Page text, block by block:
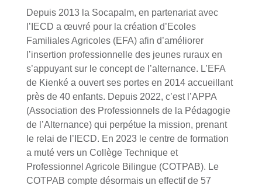
Depuis 2013 la Socapalm, en partenariat avec
l’IECD a œuvré pour la création d’Ecoles
Familiales Agricoles (EFA) afin d’améliorer
l’insertion professionnelle des jeunes ruraux en
s’appuyant sur le concept de l’alternance. L’EFA
de Kienké a ouvert ses portes en 2014 accueillant
près de 40 enfants. Depuis 2022, c’est l’APPA
(Association des Professionnels de la Pédagogie
de l’Alternance) qui perpétue la mission, prenant
le relai de l’IECD. En 2023 le centre de formation
a muté vers un Collège Technique et
Professionnel Agricole Bilingue (COTPAB). Le
COTPAB compte désormais un effectif de 57